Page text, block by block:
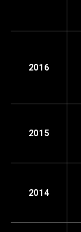
2016
2015
2014